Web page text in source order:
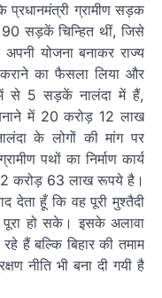
प्रधानमंत्री ग्रामीण सड़क
90 सड़कें चिन्हित थीं, जिसे
योजना बनाकर राज्य
का फैसला लिया और
से 5 सड़कें नालंदा में हैं,
में 20 करोड़ 12 लाख
के लोगों की मांग पर
पथों का निर्माण कार्य
करोड़ 63 लाख रूपये है।
देता हूँ कि वह पूरी मुश्तैदी
हो सके। इसके अलावा
हैं बल्कि बिहार की तमाम
नीति भी बना दी गयी है